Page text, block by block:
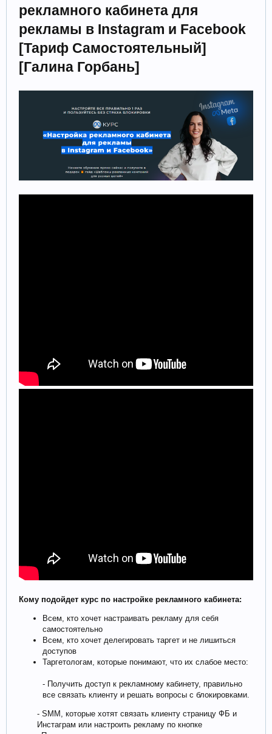
рекламного кабинета для
рекламы в Instagram и Facebook
[Тариф Самостоятельный]
[Галина Горбань]
Кому подойдет курс по настройке рекламного кабинета:
Всем, кто хочет настраивать рекламу для себя
самостоятельно
Всем, кто хочет делегировать таргет и не лишиться
доступов
Таргетологам, которые понимают, что их слабое место:
- Получить доступ к рекламному кабинету, правильно
все связать клиенту и решать вопросы с блокировками.
- SMM, которые хотят связать клиенту страницу ФБ и
Инстаграм или настроить рекламу по кнопке